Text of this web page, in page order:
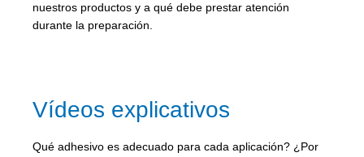
nuestros productos y a qué debe prestar atención
durante la preparación.
Vídeos explicativos
Qué adhesivo es adecuado para cada aplicación? ¿Por